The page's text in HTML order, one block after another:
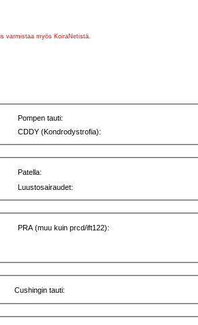
varmistaa myös KoiraNetistä.
Pompen tauti:
CDDY (Kondrodystrofia):
Patella:
Luustosairaudet:
PRA (muu kuin prcd/ift122):
Cushingin tauti: